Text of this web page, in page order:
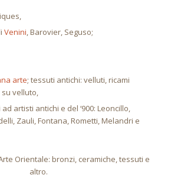
Venini, Barovier, Seguso;
arte; tessuti antichi: velluti, ricami
velluto,
artisti antichi e del ‘900: Leoncillo,
Zauli, Fontana, Rometti, Melandri e
Orientale: bronzi, ceramiche, tessuti e
altro.